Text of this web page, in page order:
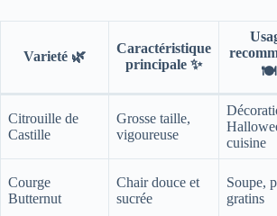
Varieté 🌿
Caractéristique
principale ✨
🍽️
Citrouille de
Castille
Grosse taille,
vigoureuse
cuisine
Courge
Butternut
Chair douce et
sucrée
Soupe,
gratins